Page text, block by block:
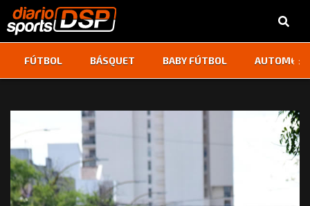
FÚTBOL BÁSQUET BABY FÚTBOL ‹ ›